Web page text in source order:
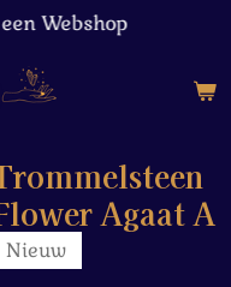
Webshop
Agaat A
Nieuw